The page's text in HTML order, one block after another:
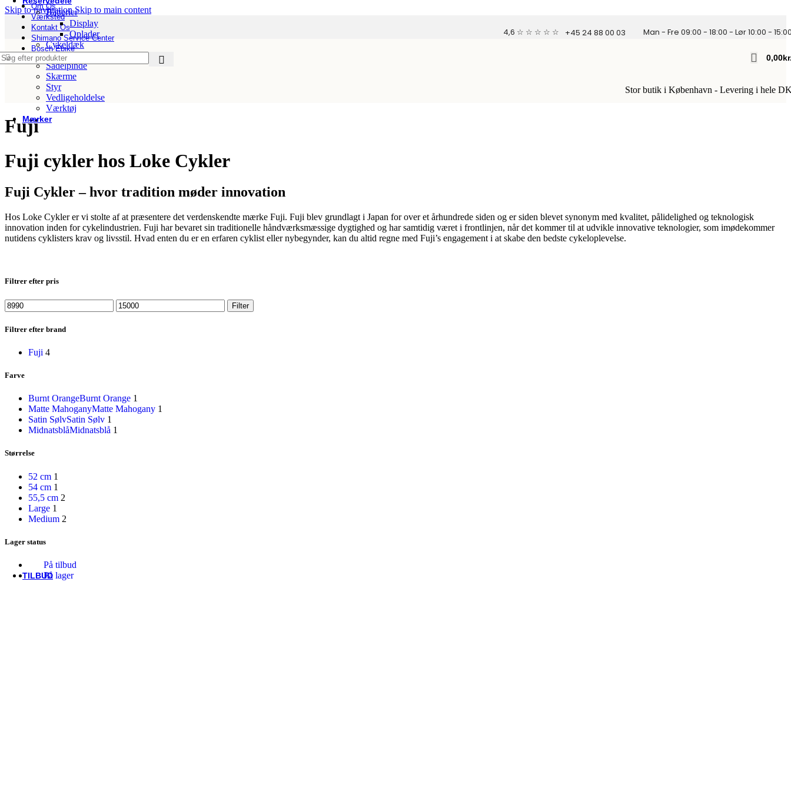
Skip to navigationSkip to main content
Om Os
Værksted
Kontakt Os
Shimano Service Center
Bosch Ebike
4,6 ☆ ☆ ☆ ☆ ☆ +45 24 88 00 03 Man - Fre 09:00 - 18:00 - Lør 10:00 -
0,00
Batterier
Display
Oplader
Cykeldæk
Frempinde
Sadelpinde
Skærme
Styr
Vedligeholdelse
Værktøj
Mærker
AtranVelo
Basil
Bike Attitude
Bosch
Breezer
Brooks
Endura
Finish Line
Fuji
Genesis
Knog
Ortlieb
Pelago
PRO
Raleigh
Shimano
SKS
SMART
SP Connect™
Tenways
woom
TILBUD
Stor butik i København - Levering i hele
Fuji
Fuji cykler hos Loke Cykler
Fuji Cykler – hvor tradition møder innovation
Hos Loke Cykler er vi stolte af at præsentere det verdenskendte mærke Fuji. Fuji blev grundlagt i Japan for over et århundrede siden og er siden blevet synonym med kvalitet, pålidelighed og teknologisk
innovation inden for cykelindustrien. Fuji har bevaret sin traditionelle håndværksmæssige dygtighed og har samtidig været i frontlinjen, når det kommer til at udvikle innovative teknologier, som imødekommer
nutidens cyklisters krav og livsstil. Hvad enten du er en erfaren cyklist eller nybegynder, kan du altid regne med Fuji’s engagement i at skabe den bedste cykeloplevelse.
Filtrer efter pris
Mindste
pris
Højeste
pris
Filter
Filtrer efter brand
Fuji 4
Farve
Burnt OrangeBurnt Orange 1
Matte MahoganyMatte Mahogany 1
Satin SølvSatin Sølv 1
MidnatsblåMidnatsblå 1
Størrelse
52 cm 1
54 cm 1
55,5 cm 2
Large 1
Medium 2
Lager status
På tilbud
På lager